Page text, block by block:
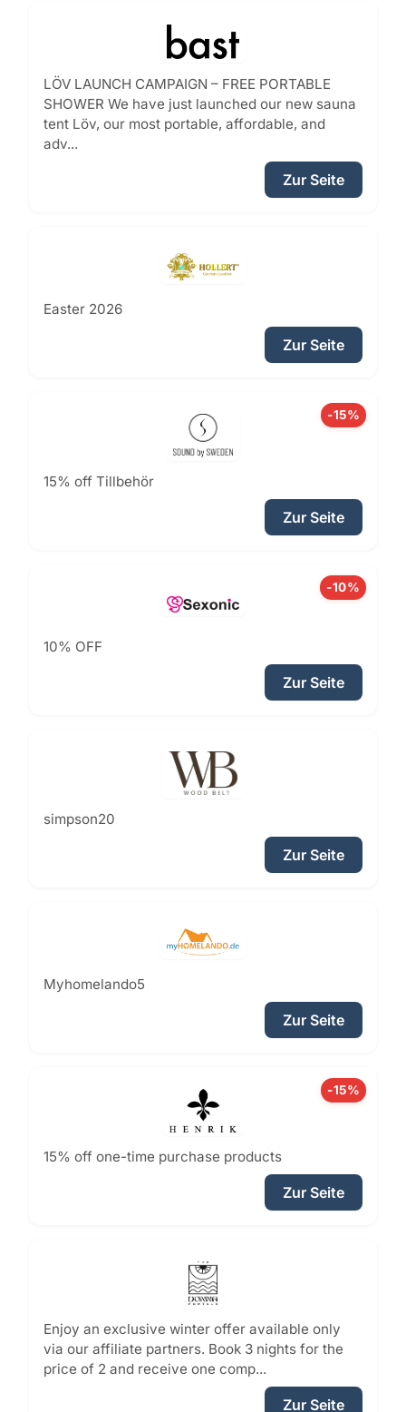
LÖV LAUNCH CAMPAIGN – FREE PORTABLE
SHOWER We have just launched our new sauna
tent Löv, our most portable, affordable, and
adv...
Zur Seite
Easter 2026
Zur Seite
-15%
15% off Tillbehör
Zur Seite
-10%
10% OFF
Zur Seite
simpson20
Zur Seite
Myhomelando5
Zur Seite
-15%
15% off one-time purchase products
Zur Seite
Enjoy an exclusive winter offer available only
via our affiliate partners. Book 3 nights for the
price of 2 and receive one comp...
Zur Seite